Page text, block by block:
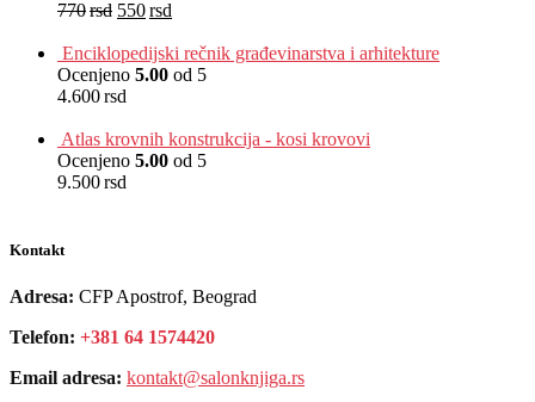
770rsd 550rsd
Enciklopedijski rečnik građevinarstva i arhitekture
Ocenjeno 5.00 od 5
4.600rsd
Atlas krovnih konstrukcija - kosi krovovi
Ocenjeno 5.00 od 5
9.500rsd
Kontakt
Adresa: CFP Apostrof, Beograd
Telefon: +381 64 1574420
Email adresa: kontakt@salonknjiga.rs